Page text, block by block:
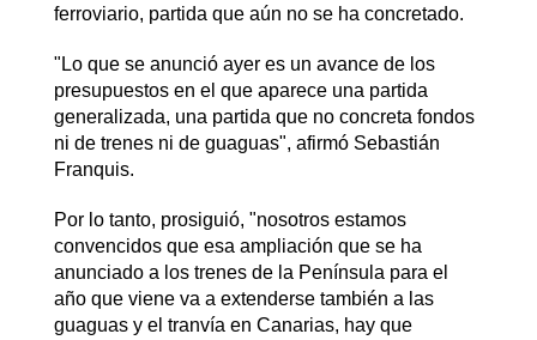
ferroviario, partida que aún no se ha concretado.
"Lo que se anunció ayer es un avance de los
presupuestos en el que aparece una partida
generalizada, una partida que no concreta fondos
ni de trenes ni de guaguas", afirmó Sebastián
Franquis.
Por lo tanto, prosiguió, "nosotros estamos
convencidos que esa ampliación que se ha
anunciado a los trenes de la Península para el
año que viene va a extenderse también a las
guaguas y el tranvía en Canarias, hay que